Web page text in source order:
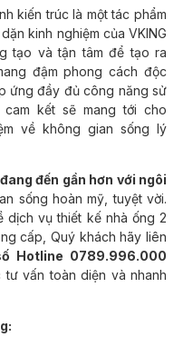
kiến trúc là một tác phẩm
kinh nghiệm của VKING
tạo và tận tâm để tạo ra
đậm phong cách độc
ứng đầy đủ công năng sử
kết sẽ mang tới cho
về không gian sống lý
đến gần hơn với ngôi
sống hoàn mỹ, tuyệt vời.
vụ thiết kế nhà ống 2
cấp, Quý khách hãy liên
Hotline 0789.996.000
tư vấn toàn diện và nhanh